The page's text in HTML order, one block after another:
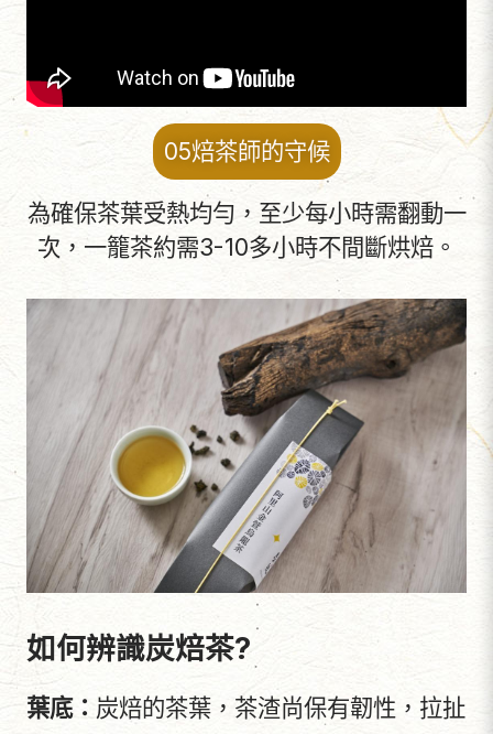
05焙茶師的守候
為確保茶葉受熱均勻，至少每小時需翻動一
次，一籠茶約需3-10多小時不間斷烘焙。
如何辨識炭焙茶?
葉底： 炭焙的茶葉，茶渣尚保有韌性，拉扯